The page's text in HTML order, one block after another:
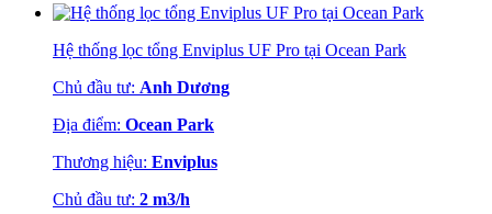
Hệ thống lọc tổng Enviplus UF Pro tại Ocean Park
Chủ đầu tư: Anh Dương
Địa điểm: Ocean Park
Thương hiệu: Enviplus
Chủ đầu tư: 2 m3/h